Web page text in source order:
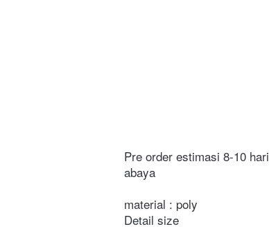
Pre order estimasi 8-10 hari
abaya
material : poly
Detail size